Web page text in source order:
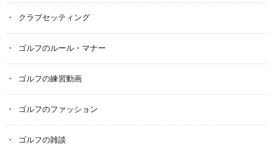
クラブセッティング
ゴルフのルール・マナー
ゴルフの練習動画
ゴルフのファッション
ゴルフの雑談